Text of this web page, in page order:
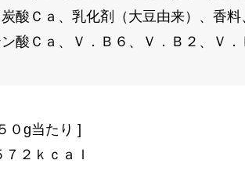
酸Ｃａ、乳化剤（大豆由来）、香
酸Ｃａ、Ｖ．Ｂ６、Ｖ．Ｂ２、Ｖ
０g当たり ]
２ｋｃａｌ